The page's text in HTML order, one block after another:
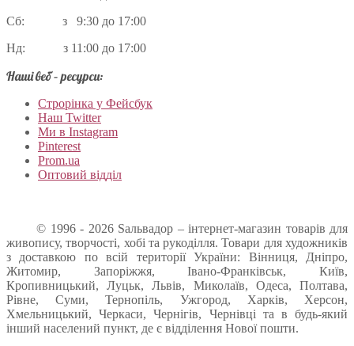
Сб: з 9:30 до 17:00
Нд: з 11:00 до 17:00
Наші веб – ресурси:
Строрінка у Фейсбук
Наш Twitter
Ми в Instagram
Pinterest
Prom.ua
Оптовий відділ
© 1996 - 2026 Sальвадор – інтернет-магазин товарів для
живопису, творчості, хобі та рукоділля. Товари для художників
з доставкою по всій території України: Вінниця, Дніпро,
Житомир, Запоріжжя, Івано-Франківськ, Київ,
Кропивницький, Луцьк, Львів, Миколаїв, Одеса, Полтава,
Рівне, Суми, Тернопіль, Ужгород, Харків, Херсон,
Хмельницький, Черкаси, Чернігів, Чернівці та в будь-який
інший населений пункт, де є відділення Нової пошти.